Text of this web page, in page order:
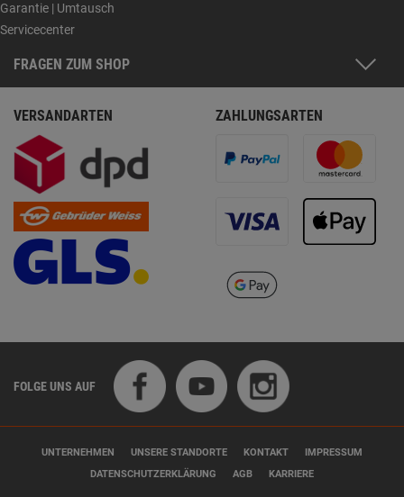
Garantie | Umtausch
Servicecenter
FRAGEN ZUM SHOP
VERSANDARTEN ZAHLUNGSARTEN
FOLGE UNS AUF
UNTERNEHMEN UNSERE STANDORTE KONTAKT
IMPRESSUM
DATENSCHUTZERKLÄRUNG
AGB KARRIERE